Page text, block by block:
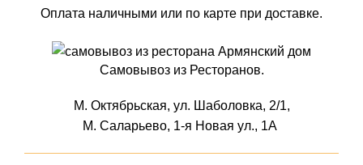
Оплата наличными или по карте при доставке.
Самовывоз из Ресторанов.
М. Октябрьская, ул. Шаболовка, 2/1,
М. Саларьево, 1-я Новая ул., 1А